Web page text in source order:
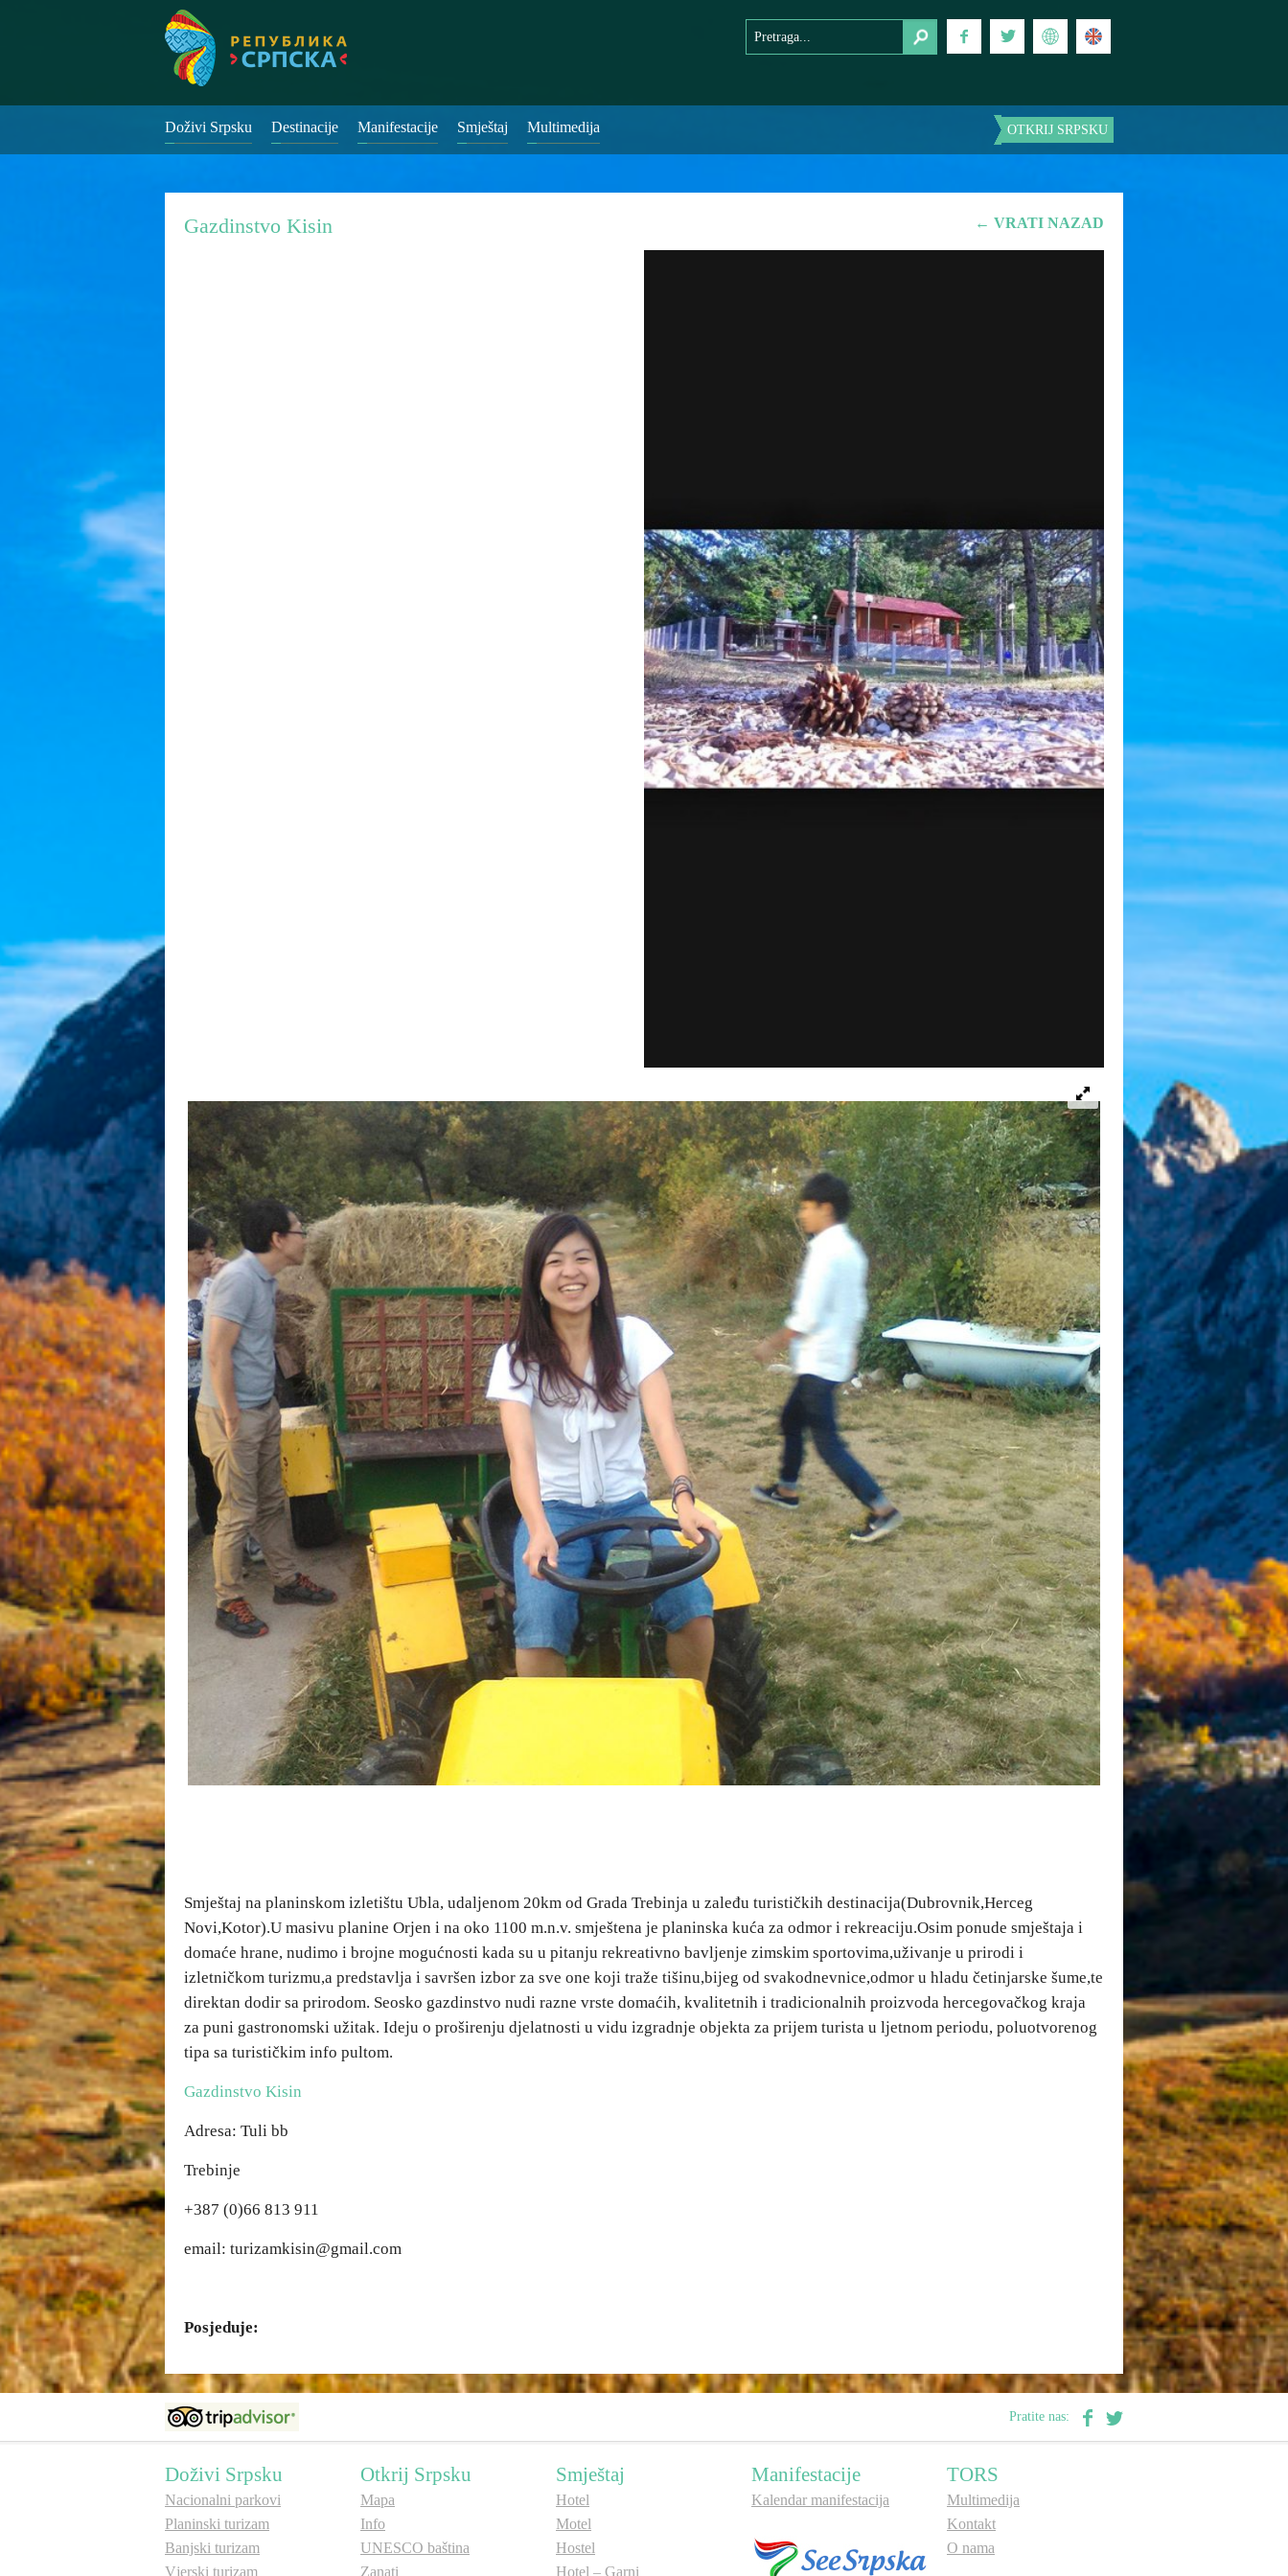
Doživi Srpsku Destinacije Manifestacije Smještaj Multimedija OTKRIJ SRPSKU
← VRATI NAZAD
Gazdinstvo Kisin
Smještaj na planinskom izletištu Ubla, udaljenom 20km od Grada Trebinja u zaleđu turističkih destinacija(Dubrovnik,Herceg
Novi,Kotor).U masivu planine Orjen i na oko 1100 m.n.v. smještena je planinska kuća za odmor i rekreaciju.Osim ponude smještaja i
domaće hrane, nudimo i brojne mogućnosti kada su u pitanju rekreativno bavljenje zimskim sportovima,uživanje u prirodi i
izletničkom turizmu,a predstavlja i savršen izbor za sve one koji traže tišinu,bijeg od svakodnevnice,odmor u hladu četinjarske šume,te
direktan dodir sa prirodom. Seosko gazdinstvo nudi razne vrste domaćih, kvalitetnih i tradicionalnih proizvoda hercegovačkog kraja
za puni gastronomski užitak. Ideju o proširenju djelatnosti u vidu izgradnje objekta za prijem turista u ljetnom periodu, poluotvorenog
tipa sa turističkim info pultom.
Gazdinstvo Kisin
Adresa: Tuli bb
Trebinje
+387 (0)66 813 911
email: turizamkisin@gmail.com
Posjeduje:
Pratite nas:
Doživi Srpsku
Nacionalni parkovi
Planinski turizam
Banjski turizam
Vjerski turizam
Otkrij Srpsku
Mapa
Info
UNESCO baština
Zanati
Smještaj
Hotel
Motel
Hostel
Hotel – Garni
Manifestacije
Kalendar manifestacija
TORS
Multimedija
Kontakt
O nama